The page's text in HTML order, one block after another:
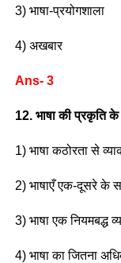
3) भाषा-प्रयोगशाला
4) अखबार
Ans- 3
12. भाषा की प्रकृति
1) भाषा कठोरता से
2) भाषाएँ एक-दूसरे के
3) भाषा एक नियमबद्ध
4) भाषा का जितना